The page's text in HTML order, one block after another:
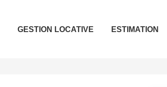
GESTION LOCATIVE ESTIMATION